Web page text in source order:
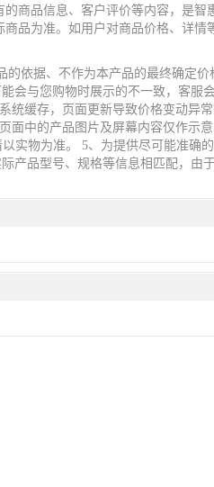
商品信息、客户评价等内容，是智
品为准。如用户对商品价格、详情
依据、不作为本产品的最终确定
会与您购物时展示的不一致，客服
缓存，页面更新导致价格变动异
中的产品图片及屏幕内容仅作示
实物为准。 5、为提供尽可能准确
产品型号、规格等信息相匹配，由